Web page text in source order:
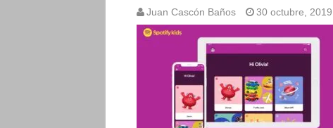
Juan Cascón Baños 30 octubre, 2019